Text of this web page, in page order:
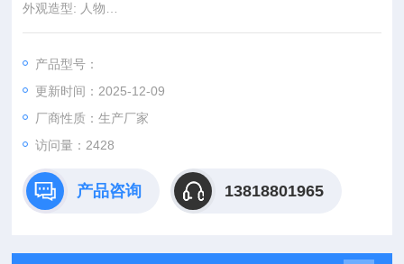
外观造型: 人物
工艺: 纯手工
颜色分类: 苏格拉底胸像 胸像+木质底座 苏格拉底胸像+玻璃钢底
座
材质: 玻璃钢
适用空间: 庭院
产品型号：
更新时间：2025-12-09
厂商性质：生产厂家
访问量：2428
产品咨询 13818801965